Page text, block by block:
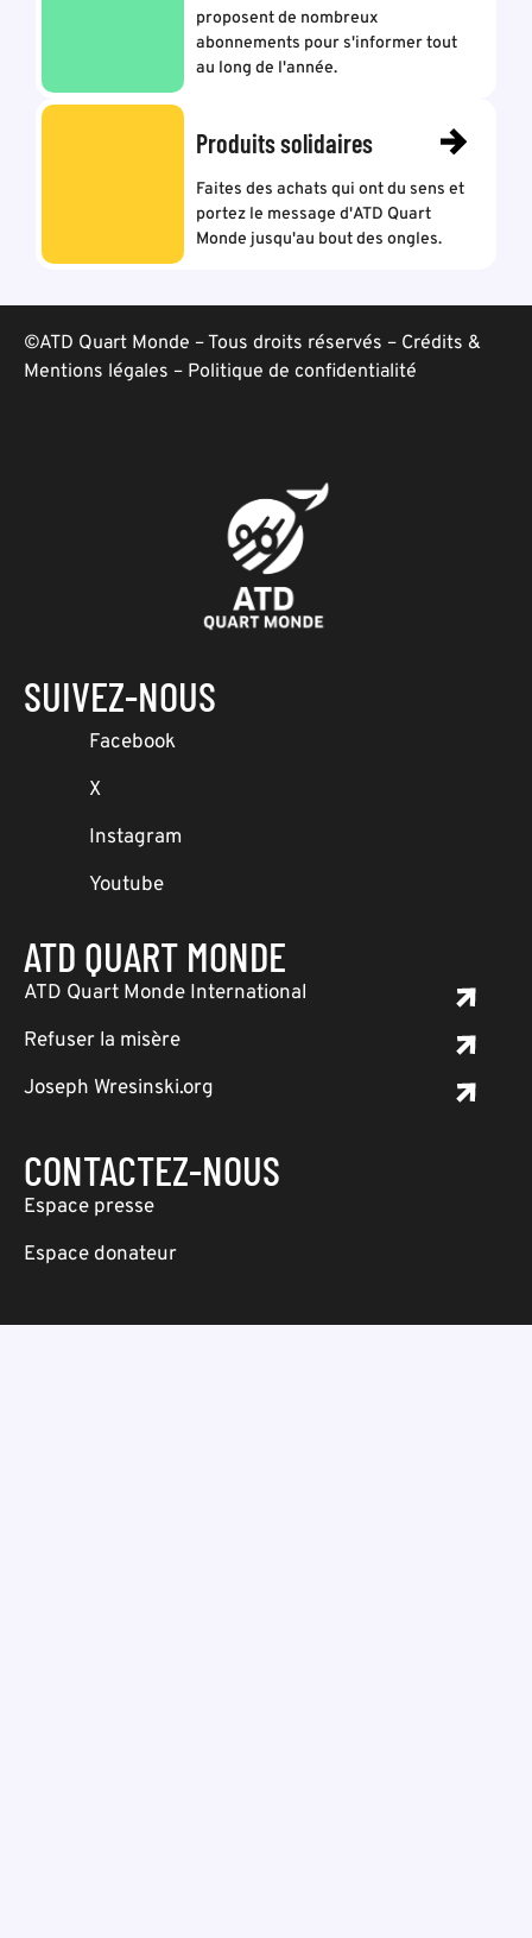
proposent de nombreux
abonnements pour s'informer tout
au long de l'année.
Produits solidaires
Faites des achats qui ont du sens et
portez le message d'ATD Quart
Monde jusqu'au bout des ongles.
©ATD Quart Monde – Tous droits réservés – Crédits &
Mentions légales – Politique de confidentialité
SUIVEZ-NOUS
Facebook
X
Instagram
Youtube
ATD QUART MONDE
ATD Quart Monde International
Refuser la misère
Joseph Wresinski.org
CONTACTEZ-NOUS
Espace presse
Espace donateur